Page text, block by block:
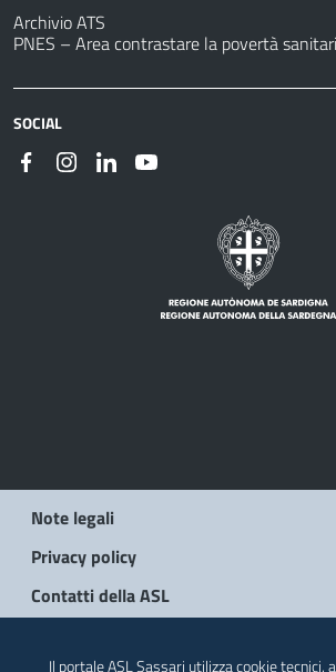
Archivio ATS
PNES – Area contrastare la povertà
SOCIAL
Note legali
Privacy policy
Contatti della ASL
Il portale ASL Sassari utilizza cookie tecnici,